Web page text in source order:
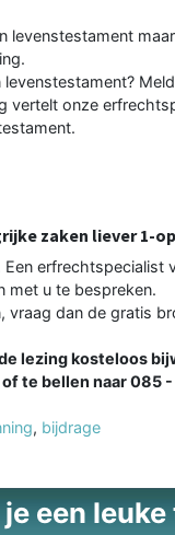
levenstestament
vertelt onze
zaken liever 1-
Een
met u te bespreken.
vraag dan de gratis
lezing kosteloos
te bellen naar 085 -
, bijdrage
je een